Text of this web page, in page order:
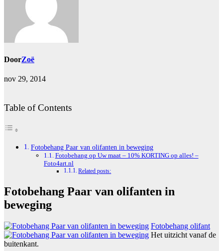
DoorZoë
nov 29, 2014
Table of Contents
Fotobehang Paar van olifanten in beweging
Fotobehang op Uw maat – 10% KORTING op alles! –
Foto4art.nl
Related posts:
Fotobehang Paar van olifanten in
beweging
Fotobehang olifant
Het uitzicht vanaf de
buitenkant.